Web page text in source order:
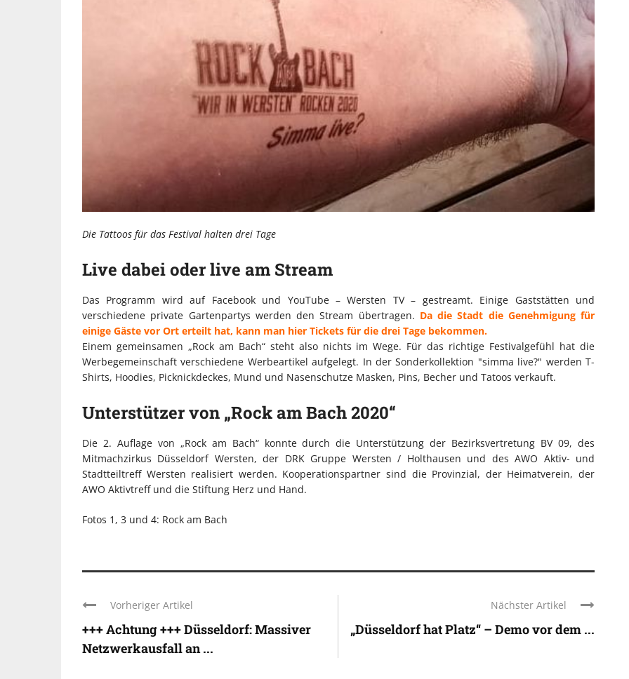
Die Tattoos für das Festival halten drei Tage
Live dabei oder live am Stream
Das Programm wird auf Facebook und YouTube – Wersten TV – gestreamt. Einige Gaststätten und
verschiedene private Gartenpartys werden den Stream übertragen. Da die Stadt die Genehmigung für
einige Gäste vor Ort erteilt hat, kann man hier Tickets für die drei Tage bekommen.
Einem gemeinsamen „Rock am Bach“ steht also nichts im Wege. Für das richtige Festivalgefühl hat die
Werbegemeinschaft verschiedene Werbeartikel aufgelegt. In der Sonderkollektion "simma live?" werden T-
Shirts, Hoodies, Picknickdeckes, Mund und Nasenschutze Masken, Pins, Becher und Tatoos verkauft.
Unterstützer von „Rock am Bach 2020“
Die 2. Auflage von „Rock am Bach“ konnte durch die Unterstützung der Bezirksvertretung BV 09, des
Mitmachzirkus Düsseldorf Wersten, der DRK Gruppe Wersten / Holthausen und des AWO Aktiv- und
Stadtteiltreff Wersten realisiert werden. Kooperationspartner sind die Provinzial, der Heimatverein, der
AWO Aktivtreff und die Stiftung Herz und Hand.
Fotos 1, 3 und 4: Rock am Bach
Vorheriger Artikel
+++ Achtung +++ Düsseldorf: Massiver
Netzwerkausfall an ...
Nächster Artikel
„Düsseldorf hat Platz“ – Demo vor dem ...